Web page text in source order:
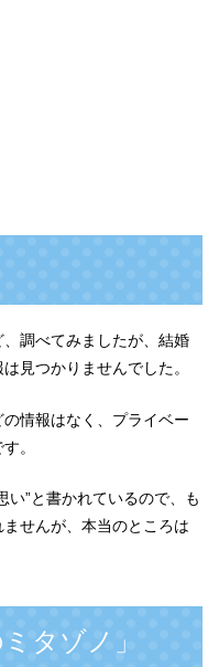
調べてみましたが、結婚
見つかりませんでした。
情報はなく、プライベー
。
い”と書かれているので、も
せんが、本当のところは
タゾノ」